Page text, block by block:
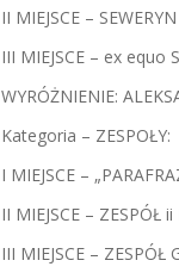
II MIEJSCE –
III MIEJSCE – ex equo
WYRÓŻNIENIE:
Kategoria – ZESPOŁY:
I MIEJSCE –
II MIEJSCE – ZESPÓŁ
III MIEJSCE – ZESPÓŁ